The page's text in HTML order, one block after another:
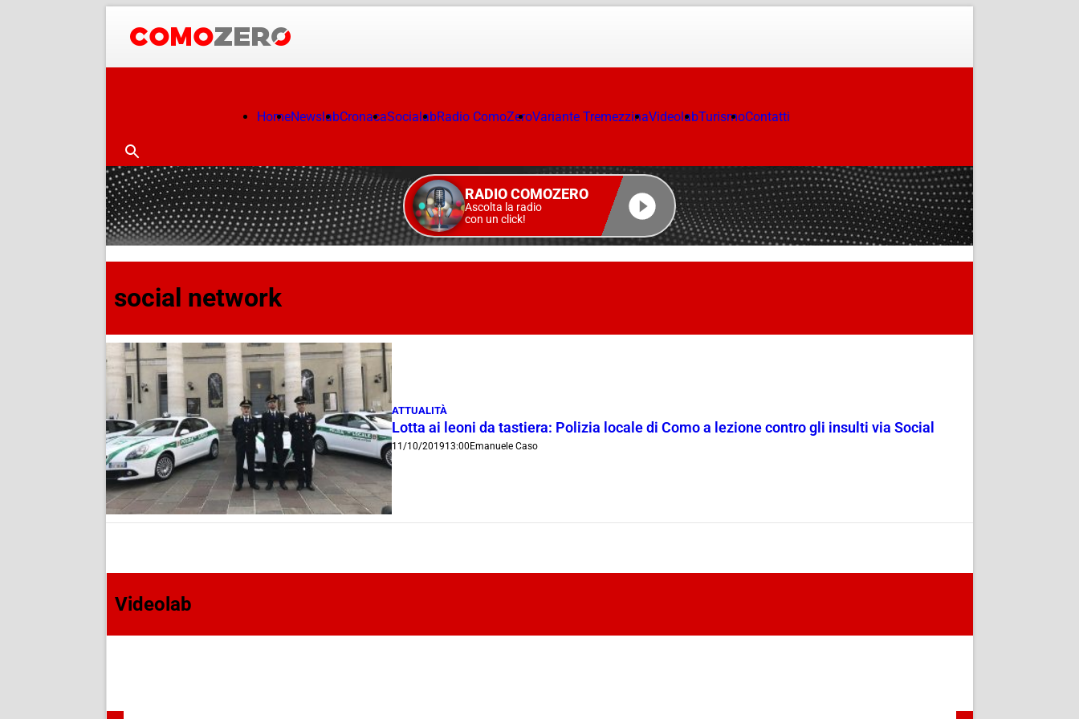
HomeNewslabCronacaSocialabRadio ComoZeroVariante TremezzinaVideolabTurismoContatti
RADIO COMOZERO
Ascolta la radio
con un click!
social network
ATTUALITÀ
Lotta ai leoni da tastiera: Polizia locale di Como a lezione contro gli insulti via Social
11/10/201913:00Emanuele Caso
Videolab